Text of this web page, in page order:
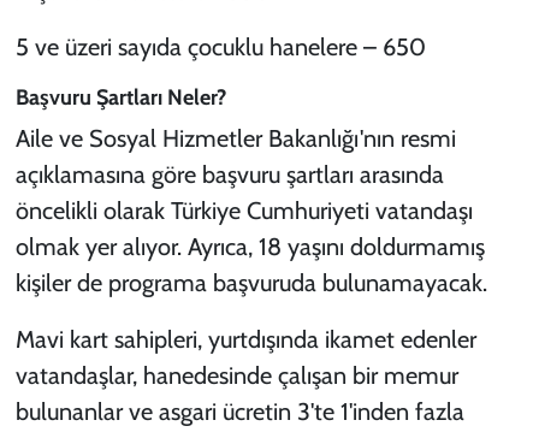
5 ve üzeri sayıda çocuklu hanelere – 650
Başvuru Şartları Neler?
Aile ve Sosyal Hizmetler Bakanlığı'nın resmi
açıklamasına göre başvuru şartları arasında
öncelikli olarak Türkiye Cumhuriyeti vatandaşı
olmak yer alıyor. Ayrıca, 18 yaşını doldurmamış
kişiler de programa başvuruda bulunamayacak.
Mavi kart sahipleri, yurtdışında ikamet edenler
vatandaşlar, hanedesinde çalışan bir memur
bulunanlar ve asgari ücretin 3'te 1'inden fazla